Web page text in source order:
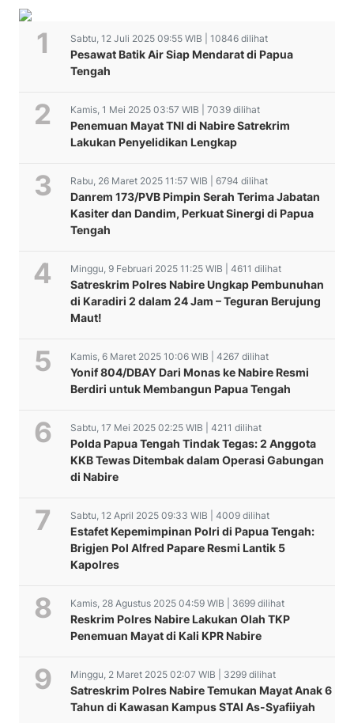
Sabtu, 12 Juli 2025 09:55 WIB | 10846 dilihat
Pesawat Batik Air Siap Mendarat di Papua
Tengah
Kamis, 1 Mei 2025 03:57 WIB | 7039 dilihat
Penemuan Mayat TNI di Nabire Satrekrim
Lakukan Penyelidikan Lengkap
Rabu, 26 Maret 2025 11:57 WIB | 6794 dilihat
Danrem 173/PVB Pimpin Serah Terima Jabatan
Kasiter dan Dandim, Perkuat Sinergi di Papua
Tengah
Minggu, 9 Februari 2025 11:25 WIB | 4611 dilihat
Satreskrim Polres Nabire Ungkap Pembunuhan
di Karadiri 2 dalam 24 Jam – Teguran Berujung
Maut!
Kamis, 6 Maret 2025 10:06 WIB | 4267 dilihat
Yonif 804/DBAY Dari Monas ke Nabire Resmi
Berdiri untuk Membangun Papua Tengah
Sabtu, 17 Mei 2025 02:25 WIB | 4211 dilihat
Polda Papua Tengah Tindak Tegas: 2 Anggota
KKB Tewas Ditembak dalam Operasi Gabungan
di Nabire
Sabtu, 12 April 2025 09:33 WIB | 4009 dilihat
Estafet Kepemimpinan Polri di Papua Tengah:
Brigjen Pol Alfred Papare Resmi Lantik 5
Kapolres
Kamis, 28 Agustus 2025 04:59 WIB | 3699 dilihat
Reskrim Polres Nabire Lakukan Olah TKP
Penemuan Mayat di Kali KPR Nabire
Minggu, 2 Maret 2025 02:07 WIB | 3299 dilihat
Satreskrim Polres Nabire Temukan Mayat Anak 6
Tahun di Kawasan Kampus STAI As-Syafiiyah